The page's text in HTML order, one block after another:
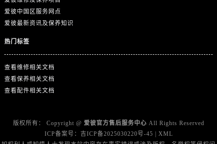
爱彼中国区服务网点
爱彼最新资讯及保养知识
热门标签
查看维修相关文档
查看保养相关文档
查看配件相关文档
版权所有： Copyright @ 爱彼官方售后服务中心 All Rights Reserved
ICP备案号： 吉ICP备2025030220号-45
XML